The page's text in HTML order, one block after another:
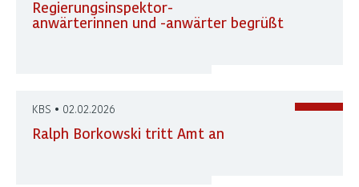
Regierungsinspektor-
anwärterinnen und -anwärter begrüßt
KBS • 02.02.2026
Ralph Borkowski tritt Amt an